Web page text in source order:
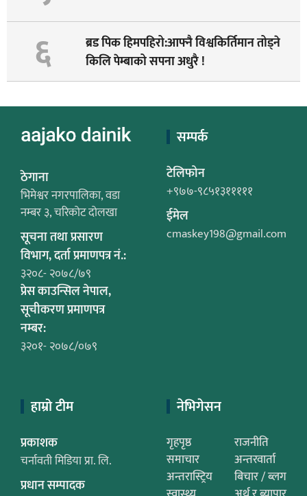
६
ब्रड पिक हिमपहिरो:आफ्नै विश्वकिर्तिमान तोड्ने
किलि पेम्बाको सपना अधुरै !
ठेगाना
भिमेश्वर नगरपालिका, वडा
नम्बर ३, चरिकोट दोलखा
सूचना तथा प्रसारण
विभाग, दर्ता प्रमाणपत्र नं.:
३२०८- २०७८/७९
प्रेस काउन्सिल नेपाल,
सूचीकरण प्रमाणपत्र
नम्बर:
३२०१- २०७८/०७९
सम्पर्क
टेलिफोन
+९७७-९८५१३१११११
ईमेल
cmaskey198@gmail.com
हाम्रो टीम
प्रकाशक
चर्नावती मिडिया प्रा. लि.
प्रधान सम्पादक
नेभिगेसन
गृहपृष्ठ
राजनीति
समाचार
अन्तरवार्ता
अन्तरास्ट्रिय
बिचार / ब्लग